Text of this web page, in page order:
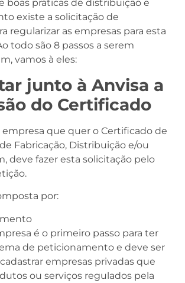
boas práticas de distribuição e
existe a solicitação de
regularizar as empresas para esta
todo são 8 passos a serem
vamos à eles:
junto à Anvisa a
do Certificado
empresa que quer o Certificado de
Fabricação, Distribuição e/ou
deve fazer esta solicitação pelo
por:
é o primeiro passo para ter
de peticionamento e deve ser
empresas privadas que
ou serviços regulados pela